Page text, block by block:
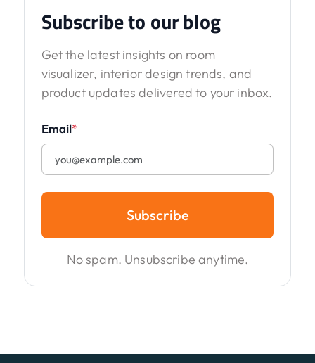
Subscribe to our blog
Get the latest insights on room
visualizer, interior design trends, and
product updates delivered to your inbox.
Email*
Subscribe
No spam. Unsubscribe anytime.